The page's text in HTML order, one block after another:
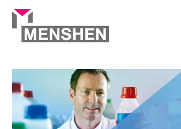
contenido
Portafolio Cierres químicos